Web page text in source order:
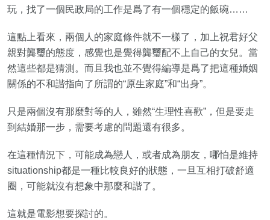
玩，找了一個民政局的工作是爲了有一個穩定的飯碗……
這點上看來，兩個人的家庭條件就不一樣了，加上祝君好父
親對龔璽的態度，感覺也是覺得龔璽配不上自己的女兒。當
然這些都是猜測。而且我也並不覺得編導是爲了把這種婚姻
關係的不和諧指向了所謂的“原生家庭”和“出身”。
只是兩個沒有那麼對等的人，雖然“生理性喜歡”，但是要走
到結婚那一步，需要考慮的問題還有很多。
在這種情況下，可能成為戀人，或者成為朋友，哪怕是維持
situationship都是一種比較良好的狀態，一旦互相打破舒適
圈，可能就沒有想象中那麼和諧了。
這就是電影想要探討的。